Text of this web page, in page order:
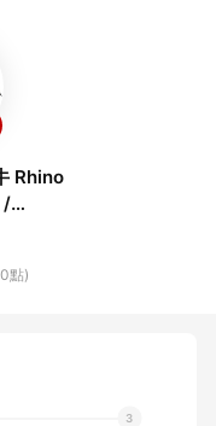
Rhino
/
全透
G33
點)